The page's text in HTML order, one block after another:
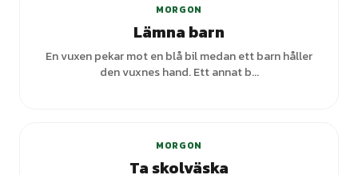
MORGON
Lämna barn
En vuxen pekar mot en blå bil medan ett barn håller
den vuxnes hand. Ett annat b...
MORGON
Ta skolväska